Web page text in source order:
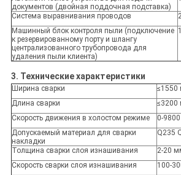
документов (двойная поддочная подставка)
Система выравнивания проводов
Машинный блок контроля пыли (подключение
к резервированному порту и шлангу
централизованного трубопровода для
удаления пыли клиента)
3. Технические характеристики
Ширина сварки
≤1550
Длина сварки
≤3200
Скорость движения в холостом режиме
0-
Допускаемый материал для сварки
накладки
Q235
Толщина сварки слоя изнашивания
2-20
Скорость сварки слоя изнашивания
100-